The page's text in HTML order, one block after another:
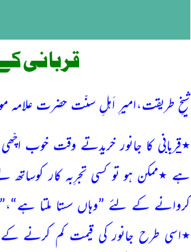
قربانی
شیخِ طریقت،امیرِ اَہلِ سنّت حضرت علامہ
٭قربانیکا جانور خریدتے وقت خوب
ہے ٭ممکن ہو تو کسی تجرِبہ کار کوساتھ
کروانے کے لئے ”وہاں سستا ملتا
٭اسی طرح جانور کی قیمت کم کرنے